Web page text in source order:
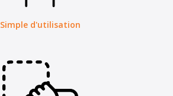
Simple d'utilisation